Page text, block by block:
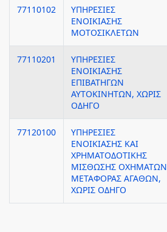
77110102
ΥΠΗΡΕΣΙΕΣ
ΕΝΟΙΚΙΑΣΗΣ
ΜΟΤΟΣΙΚΛΕΤΩΝ
77110201
ΥΠΗΡΕΣΙΕΣ
ΕΝΟΙΚΙΑΣΗΣ
ΕΠΙΒΑΤΗΓΩΝ
ΑΥΤΟΚΙΝΗΤΩΝ, ΧΩΡΙΣ
ΟΔΗΓΟ
77120100
ΥΠΗΡΕΣΙΕΣ
ΕΝΟΙΚΙΑΣΗΣ ΚΑΙ
ΧΡΗΜΑΤΟΔΟΤΙΚΗΣ
ΜΙΣΘΩΣΗΣ ΟΧΗΜΑΤΩΝ
ΜΕΤΑΦΟΡΑΣ ΑΓΑΘΩΝ,
ΧΩΡΙΣ ΟΔΗΓΟ